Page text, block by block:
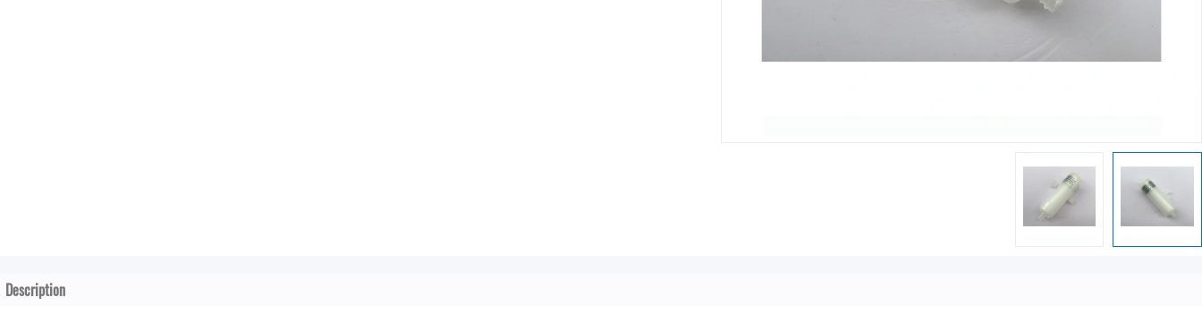
Description